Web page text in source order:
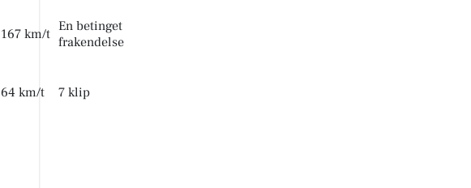
167 km/t En betinget
frakendelse
64 km/t 7 klip